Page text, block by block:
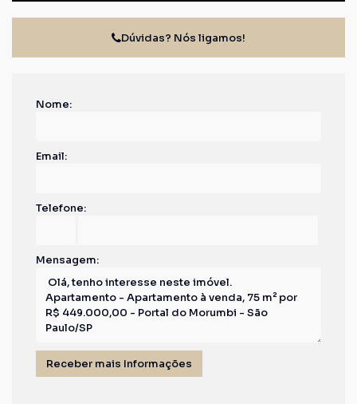
Dúvidas? Nós ligamos!
Nome:
Email:
Telefone:
Mensagem: